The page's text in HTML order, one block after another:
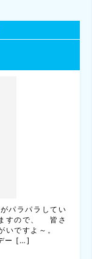
ラパラしてい
すので、 皆さ
いですよ～。
ー […]